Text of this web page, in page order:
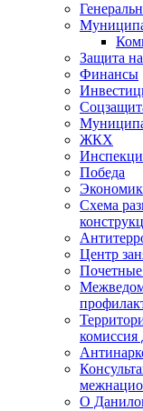
Защита
Финансы
ЖКХ
Победа
Схема
Центр
комиссия
О